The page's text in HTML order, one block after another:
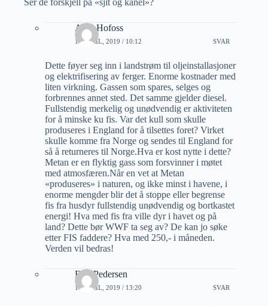
Ser de forskjell på «sjit og kanel»?
Arne Hofoss
17 APRIL, 2019 / 10:12 SVAR
Dette føyer seg inn i landstrøm til oljeinstallasjoner
og elektrifisering av ferger. Enorme kostnader med
liten virkning. Gassen som spares, selges og
forbrennes annet sted. Det samme gjelder diesel.
Fullstendig merkelig og unødvendig er aktiviteten
for å minske ku fis. Var det kull som skulle
produseres i England for å tilsettes foret? Virket
skulle komme fra Norge og sendes til England for
så å returneres til Norge.Hva er kost nytte i dette?
Metan er en flyktig gass som forsvinner i møtet
med atmosfæren.Når en vet at Metan
«produseres» i naturen, og ikke minst i havene, i
enorme mengder blir det å stoppe eller begrense
fis fra husdyr fullstendig unødvendig og bortkastet
energi! Hva med fis fra ville dyr i havet og på
land? Dette bør WWF ta seg av? De kan jo søke
etter FIS faddere? Hva med 250,- i måneden.
Verden vil bedras!
Erik Pedersen
19 APRIL, 2019 / 13:20 SVAR